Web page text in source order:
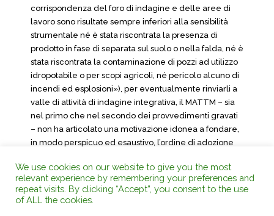
corrispondenza del foro di indagine e delle aree di
lavoro sono risultate sempre inferiori alla sensibilità
strumentale né è stata riscontrata la presenza di
prodotto in fase di separata sul suolo o nella falda, né è
stata riscontrata la contaminazione di pozzi ad utilizzo
idropotabile o per scopi agricoli, né pericolo alcuno di
incendi ed esplosioni»), per eventualmente rinviarli a
valle di attività di indagine integrativa, il MATTM – sia
nel primo che nel secondo dei provvedimenti gravati
– non ha articolato una motivazione idonea a fondare,
in modo perspicuo ed esaustivo, l’ordine di adozione
attraverso l’emungimento delle acque di falda e il
successivo trattamento, sia sotto il profilo della storicità
della contaminazione che dell’imminenza del rischio
We use cookies on our website to give you the most
relevant experience by remembering your preferences and
repeat visits. By clicking “Accept”, you consent to the use
of ALL the cookies.